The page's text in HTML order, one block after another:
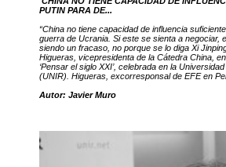
PUTIN PARA DE...
“China no tiene capacidad de influencia
guerra de Ucrania. Si este se sienta a negociar,
siendo un fracaso, no porque se lo diga Xi
Higueras, vicepresidenta de la Cátedra China,
‘Pensar el siglo XXI’, celebrada en la
(UNIR). Higueras, excorresponsal de EFE en
Autor: Javier Muro